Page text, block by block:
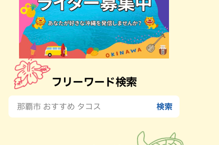
フリーワード検索